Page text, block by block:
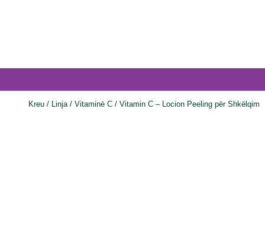
Kreu / Linja/ Vitaminë C / Vitamin C – Locion Peeling për Shkëlqim